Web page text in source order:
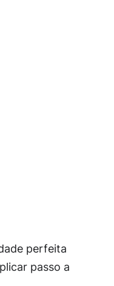
perfeita
passo a